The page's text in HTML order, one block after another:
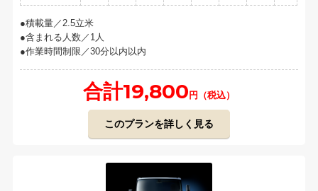
積載量／2.5立米
含まれる人数／1人
作業時間制限／30分以内以内
合計19,800円（税込）
このプランを詳しく見る